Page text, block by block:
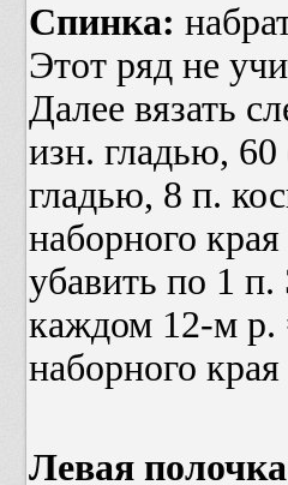
Спинка:
Этот ряд не
Далее вязать
изн. гладью,
гладью, 8 п.
наборного
убавить по 1
каждом 12-м р.
наборного
Левая